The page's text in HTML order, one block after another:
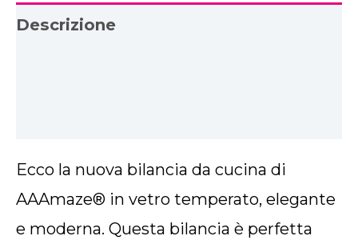
Descrizione
Ecco la nuova bilancia da cucina di
AAAmaze® in vetro temperato, elegante
e moderna. Questa bilancia è perfetta